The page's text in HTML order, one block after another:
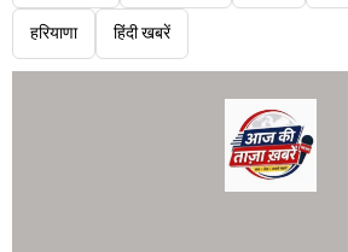
हरियाणा हिंदी खबरें